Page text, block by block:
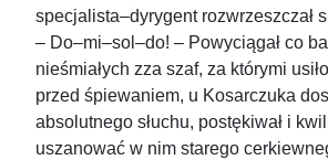
specjalista–dyrygent rozwrzeszczał
– Do–mi–sol–do! – Powyciągał co
nieśmiałych zza szaf, za którymi
przed śpiewaniem, u Kosarczuka
absolutnego słuchu, postękiwał i
uszanować w nim starego